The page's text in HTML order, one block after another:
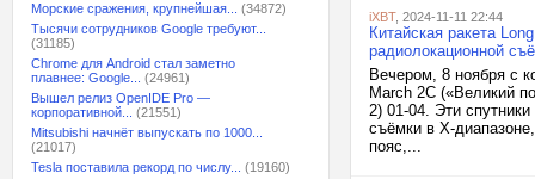
Морские сражения, крупнейшая...
(34872)
Тысячи сотрудников Google требуют...
(31185)
Chrome для Android стал заметно
плавнее: Google...
(24961)
Вышел релиз OpenIDE Pro —
корпоративной...
(21551)
Mitsubishi начнёт выпускать по 1000...
(21017)
Tesla поставила рекорд по числу...
(19160)
iXBT, 2024-11-11 22:44
Китайская ракета
радиолокационной
Вечером, 8 ноября с
March 2C («Великий
2) 01-04. Эти
съёмки в X-
пояс,...